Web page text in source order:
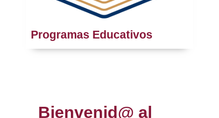
Programas Educativos
Bienvenid@ al